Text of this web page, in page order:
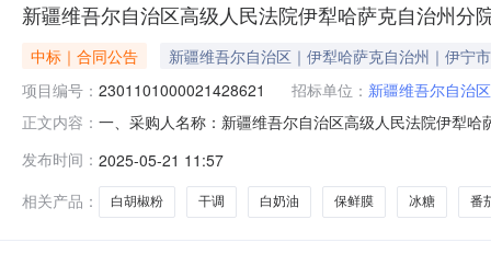
新疆维吾尔自治区高级人民法院伊犁哈萨克自治州分
中标｜合同公告
新疆维吾尔自治区｜伊犁哈萨克自治州｜伊宁市
项目编号： 2301101000021428621 招标单位： 新疆维吾尔自治
正文内容： 一、采购人名称：新疆维吾尔自治区高级人民法院伊犁
他畜牧业产品详见附件公斤1.079960.9579960.95服务
发布时间： 2025-05-21 11:57
相关产品：
白胡椒粉 干调 白奶油 保鲜膜 冰糖 番